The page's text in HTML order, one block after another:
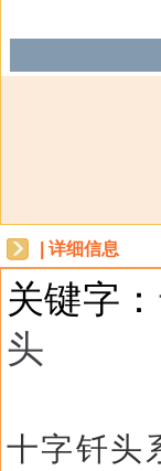
| 详细信息
关键字：
头
十字钎头